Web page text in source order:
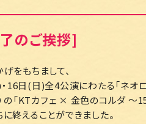
のご挨拶]
をもちまして、
16日(日)全4公演にわたる「ネオ
の「KTカフェ × 金色のコルダ
終えることができました。